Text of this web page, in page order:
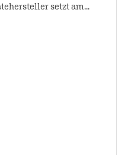
setzt am...